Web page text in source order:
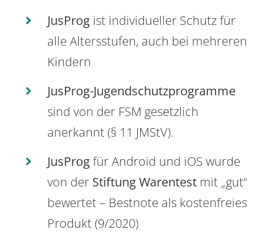
JusProg ist individueller Schutz für
alle Altersstufen, auch bei mehreren
Kindern
JusProg-Jugendschutzprogramme
sind von der FSM gesetzlich
anerkannt (§ 11 JMStV).
JusProgfür Android und iOS wurde
von der Stiftung Warentest mit „gut“
bewertet – Bestnote als kostenfreies
Produkt (9/2020)